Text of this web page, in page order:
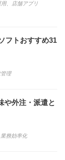
用、
店舗アプリ
フトおすすめ31
理
や外注・派遣と
業務効率化